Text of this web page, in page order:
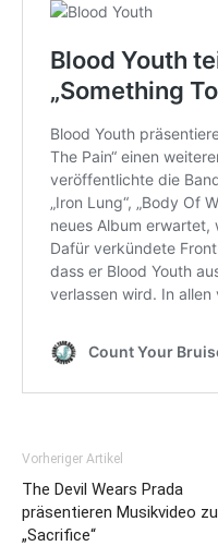
Vorheriger Artikel
The Devil Wears Prada
präsentieren Musikvideo zu
„Sacrifice“